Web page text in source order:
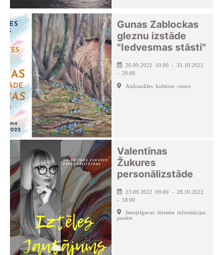
Gunas Zablockas
gleznu izstāde
"Iedvesmas stāsti"
20.09.2022 10:00 - 31.10.2022
- 20:00
Aizkraukles kultūras centrs
Valentīnas
Žukures
personālizstāde
23.09.2022 09:00 - 28.10.2022
- 18:00
Jaunjelgavas tūrisma informācijas
punkts